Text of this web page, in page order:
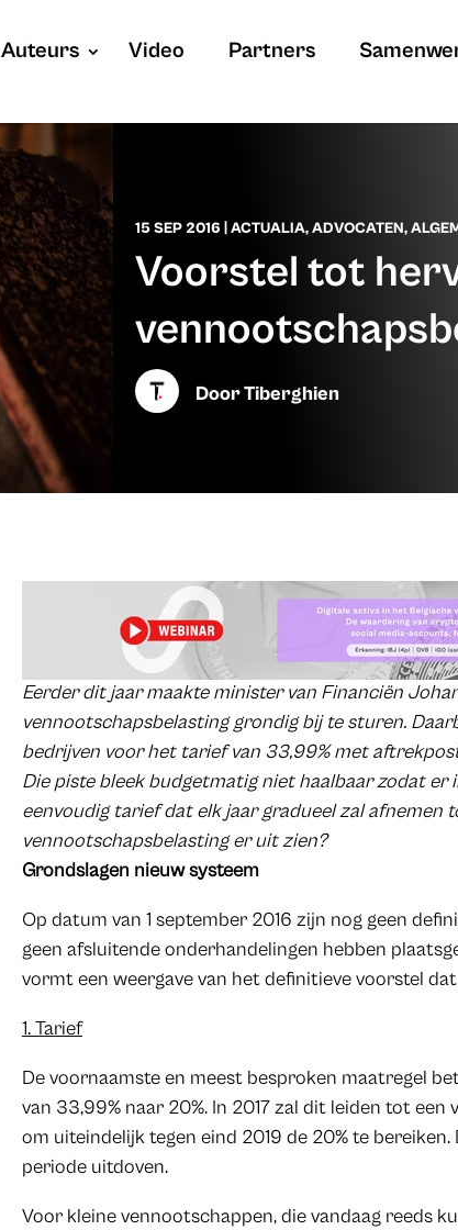
Auteurs Video Partners
15 SEP 2016 ACTUALIA,ADVOCATEN,
Voorstel tot
DoorTiberghien
Eerder dit jaar maakte minister van Financiën
vennootschapsbelasting grondig bij te sturen.
bedrijven voor het tarief van 33,99% met
Die piste bleek budgetmatig niet haalbaar zodat
eenvoudig tarief dat elk jaar gradueel zal afnemen
vennootschapsbelasting er uit zien?
Grondslagen nieuw systeem
Op datum van 1 september 2016 zijn nog geen
geen afsluitende onderhandelingen hebben
vormt een weergave van het definitieve voorstel
1. Tarief
De voornaamste en meest besproken maatregel
van 33,99% naar 20%. In 2017 zal dit leiden tot
om uiteindelijk tegen eind 2019 de 20% te
periode uitdoven.
Voor kleine vennootschappen, die vandaag reeds